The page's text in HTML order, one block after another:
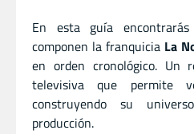
En esta guía
componen la franquicia La
en orden cronológico. Un
televisiva que permite
construyendo su
producción.